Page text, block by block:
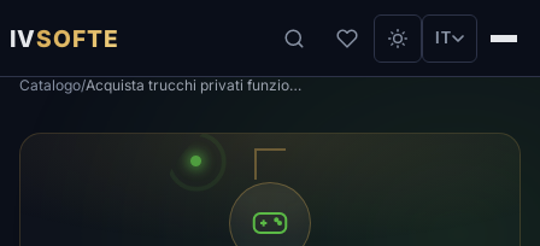
IVSOFTE IT
Catalogo/ Acquista trucchi privati ​​funzionanti per Grand Theft Auto V